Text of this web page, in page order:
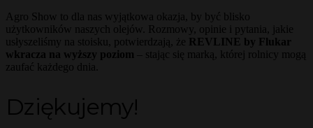
Agro Show to dla nas wyjątkowa okazja, by być blisko
użytkowników naszych olejów. Rozmowy, opinie i pytania, jakie
usłyszeliśmy na stoisku, potwierdzają, że REVLINE by Flukar
wkracza na wyższy poziom – stając się marką, której rolnicy mogą
zaufać każdego dnia.
Dziękujemy!